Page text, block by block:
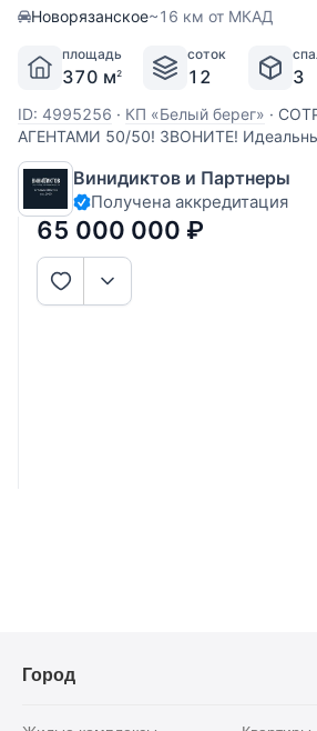
Новорязанское~16 км от МКАД
площадь
370 м2
соток
12 3
ID: 4995256 · КП «Белый берег» ·
АГЕНТАМИ 50/50! ЗВОНИТЕ!
дом 370 кв.м. в поселке бизнес-
Раменском районе. ПРЕИМУЩЕСТВА: -
поселок с двумя набережными и
центральным парком и
Винидиктов и Партнеры
Получена аккредитация
65 000 000 ₽
Город